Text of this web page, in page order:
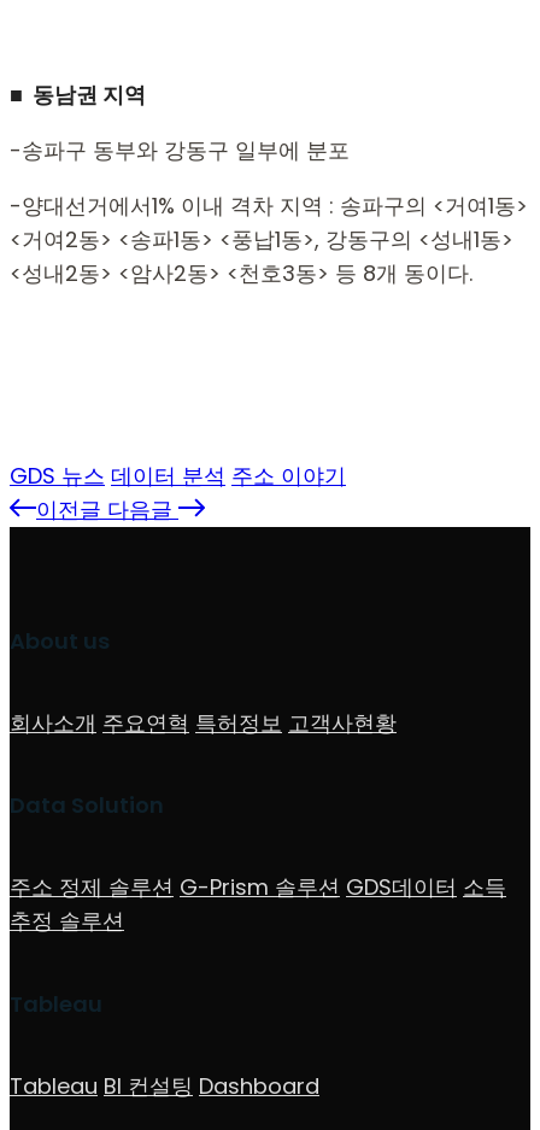
■ 동남권 지역
-송파구 동부와 강동구 일부에 분포
-양대선거에서1% 이내 격차 지역 : 송파구의 <거여1동>
<거여2동> <송파1동> <풍납1동>, 강동구의 <성내1동>
<성내2동> <암사2동> <천호3동> 등 8개 동이다.
GDS 뉴스 데이터 분석 주소 이야기
이전글 다음글
About us
회사소개 주요연혁 특허정보 고객사현황
Data Solution
주소 정제 솔루션 G-Prism 솔루션 GDS데이터 소득
추정 솔루션
Tableau
Tableau BI 컨설팅 Dashboard